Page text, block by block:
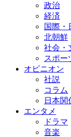
政治
経済
国際・
北朝鮮
社会・
スポー
オピニオン
社説
コラム
日本関
エンタメ
ドラマ
音楽